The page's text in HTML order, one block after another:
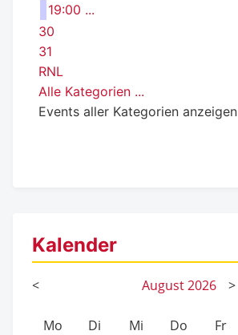
19:00 ...
30
31
RNL
Alle Kategorien ...
Events aller Kategorien anzeigen
Kalender
< August2026 >
Mo Di Mi Do Fr